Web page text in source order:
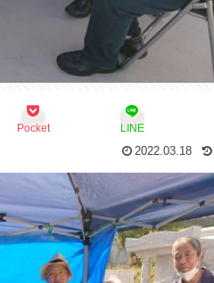
Pocket LINE
2022.03.18